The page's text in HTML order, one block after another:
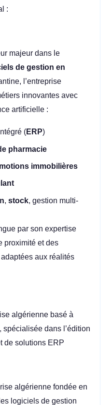
:
majeur dans le
de gestion en
l’entreprise
innovantes avec
artificielle :
(ERP)
pharmacie
immobilières
,stock, gestion multi-
par son expertise
proximité et des
aux réalités
algérienne basé à
dans l’édition
de solutions ERP
algérienne fondée en
logiciels de gestion